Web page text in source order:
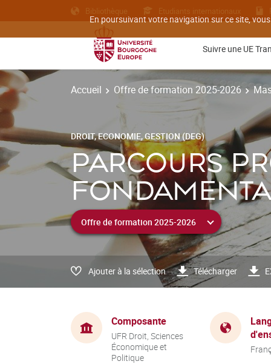
En poursuivant votre navigation sur ce site,
Bibliothèque Etudiants internationaux
Suivre une UE
Accueil Offre de formation 2025-2026
DROIT, ECONOMIE, GESTION (DEG)
PARCOURS
Ajouter à la sélection Télécharger
Composante
UFR Droit, Sciences
Économique et
Politique